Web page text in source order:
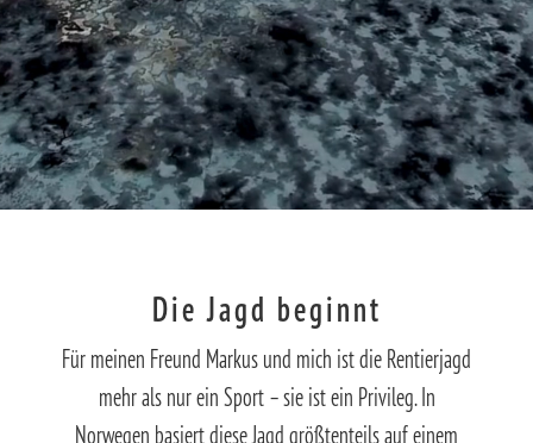
Die Jagd beginnt
Für meinen Freund Markus und mich ist die Rentierjagd
mehr als nur ein Sport – sie ist ein Privileg. In
Norwegen basiert diese Jagd größtenteils auf einem